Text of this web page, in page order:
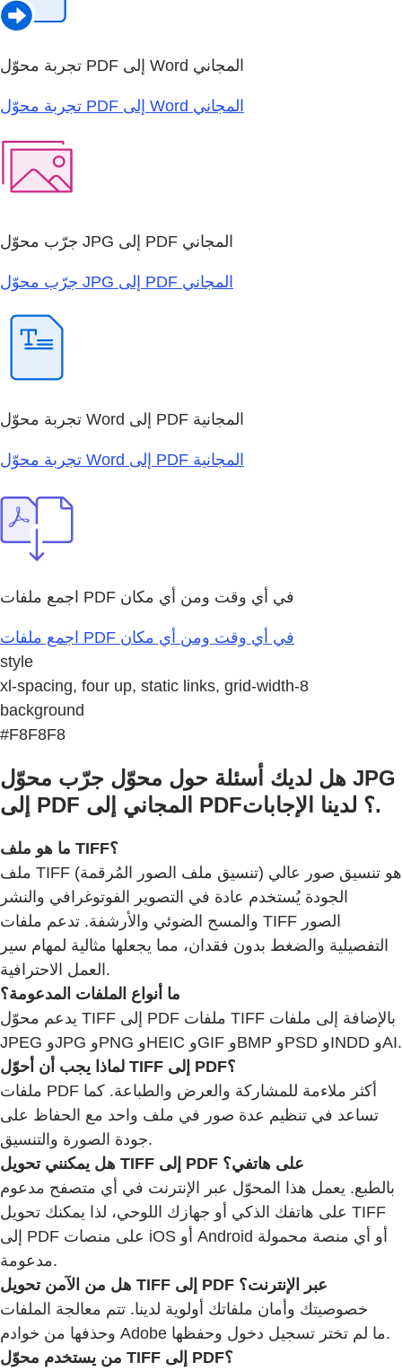
تجربة محوّل PDF إلى Word المجاني
تجربة محوّل PDF إلى Word المجاني
جرّب محوّل JPG إلى PDF المجاني
جرّب محوّل JPG إلى PDF المجاني
تجربة محوّل Word إلى PDF المجانية
تجربة محوّل Word إلى PDF المجانية
اجمع ملفات PDF في أي وقت ومن أي مكان
اجمع ملفات PDF في أي وقت ومن أي مكان
style
xl-spacing, four up, static links, grid-width-8
background
#F8F8F8
هل لديك أسئلة حول محوّل جرّب محوّل JPG
إلى PDF المجاني إلى PDF؟ لدينا الإجابات.
ما هو ملف TIFF؟
ملف TIFF (تنسيق ملف الصور المُرقمة) هو تنسيق صور عالي
الجودة يُستخدم عادة في التصوير الفوتوغرافي والنشر
والمسح الضوئي والأرشفة. تدعم ملفات TIFF الصور
التفصيلية والضغط بدون فقدان، مما يجعلها مثالية لمهام سير
العمل الاحترافية.
ما أنواع الملفات المدعومة؟
يدعم محوّل TIFF إلى PDF ملفات TIFF بالإضافة إلى ملفات
JPEG وJPG وPNG وHEIC وGIF وBMP وPSD وINDD وAI.
لماذا يجب أن أحوّل TIFF إلى PDF؟
ملفات PDF أكثر ملاءمة للمشاركة والعرض والطباعة. كما
تساعد في تنظيم عدة صور في ملف واحد مع الحفاظ على
جودة الصورة والتنسيق.
هل يمكنني تحويل TIFF إلى PDF على هاتفي؟
بالطبع. يعمل هذا المحوّل عبر الإنترنت في أي متصفح مدعوم
على هاتفك الذكي أو جهازك اللوحي، لذا يمكنك تحويل TIFF
إلى PDF على منصات iOS أو Android أو أي منصة محمولة
مدعومة.
هل من الآمن تحويل TIFF إلى PDF عبر الإنترنت؟
خصوصيتك وأمان ملفاتك أولوية لدينا. تتم معالجة الملفات
وحذفها من خوادم Adobe ما لم تختر تسجيل دخول وحفظها.
من يستخدم محوّل TIFF إلى PDF؟